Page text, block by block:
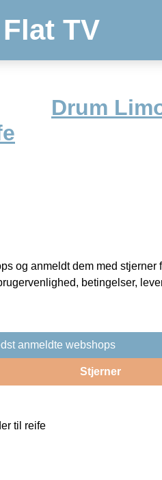
Flat TV
Drum
og anmeldt dem med stjerner
betingelser,
anmeldte webshops
Stjerner
til reife